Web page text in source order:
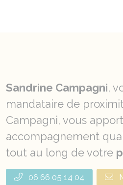
Sandrine Campagni,
mandataire de
Campagni, vous
accompagnement
tout au long de votre
06 66 05 14 04